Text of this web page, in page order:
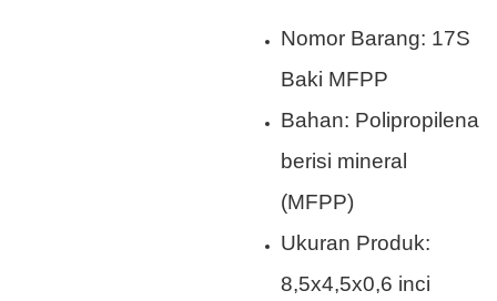
Nomor Barang: 17S
Baki MFPP
Bahan: Polipropilena
berisi mineral
(MFPP)
Ukuran Produk:
8,5x4,5x0,6 inci